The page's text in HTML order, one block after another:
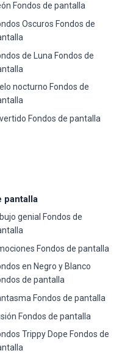
Fondos de pantalla
Oscuros Fondos de
de Luna Fondos de
nocturno Fondos de
Fondos de pantalla
pantalla
genial Fondos de
Fondos de pantalla
en Negro y Blanco
de pantalla
Fondos de pantalla
Fondos de pantalla
Trippy Dope Fondos de